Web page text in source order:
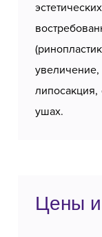
ушах.
Цены